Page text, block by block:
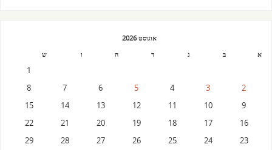
אוגוסט 2026
א
ב ג ד ה ו ש
1
2
3
4
5
6
7
8
9
10
11
12
13
14
15
16
17
18
19
20
21
22
23
24
25
26
27
28
29